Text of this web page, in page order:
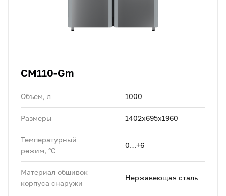
CM110-Gm
Объем, л 1000
Размеры 1402х695х1960
Температурный
режим, °C
0…+6
Материал обшивок
корпуса снаружи
Нержавеющая сталь